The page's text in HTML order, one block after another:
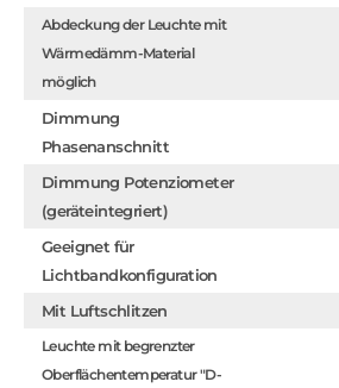
Abdeckung der Leuchte mit
Wärmedämm-Material
möglich
Dimmung
Phasenanschnitt
Dimmung Potenziometer
(geräteintegriert)
Geeignet für
Lichtbandkonfiguration
Mit Luftschlitzen
Leuchte mit begrenzter
Oberflächentemperatur "D-